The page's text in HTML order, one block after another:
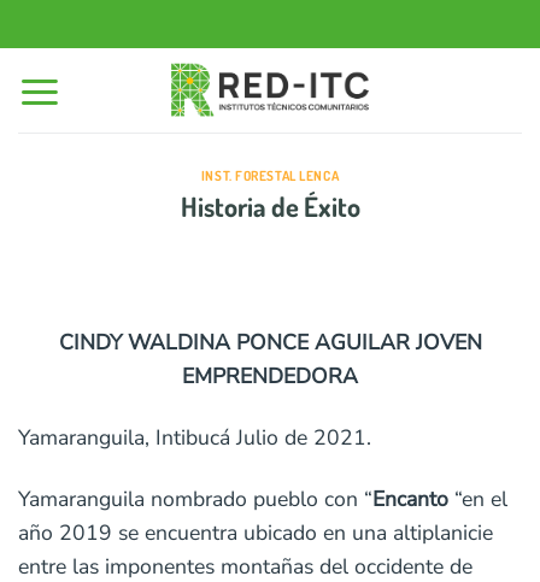
al
contenido
INST. FORESTAL LENCA
Historia de Éxito
CINDY WALDINA PONCE AGUILAR JOVEN
EMPRENDEDORA
Yamaranguila, Intibucá Julio de 2021.
Yamaranguila nombrado pueblo con “Encanto “en el
año 2019 se encuentra ubicado en una altiplanicie
entre las imponentes montañas del occidente de